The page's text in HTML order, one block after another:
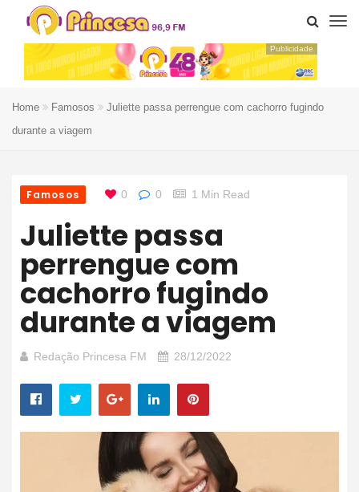
Publicidade
Home Famosos
Juliette passa perrengue com cachorro fugindo
durante a viagem
Famosos 0 0 1 Min Read
Juliette passa
perrengue com
cachorro fugindo
durante a viagem
Redação Princesa FM 28/12/2022